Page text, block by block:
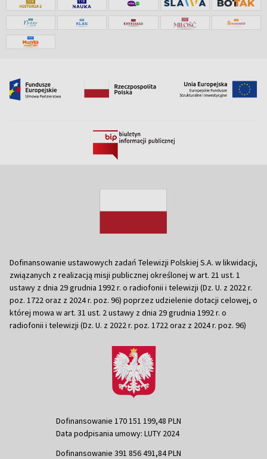
Dofinansowanie ustawowych zadań Telewizji Polskiej S.A. w likwidacji,
związanych z realizacją misji publicznej określonej w art. 21 ust. 1
ustawy z dnia 29 grudnia 1992 r. o radiofonii i telewizji (Dz. U. z 2022 r.
poz. 1722 oraz z 2024 r. poz. 96) poprzez udzielenie dotacji celowej, o
której mowa w art. 31 ust. 2 ustawy z dnia 29 grudnia 1992 r. o
radiofonii i telewizji (Dz. U. z 2022 r. poz. 1722 oraz z 2024 r. poz. 96)
Dofinansowanie 170 151 199,48 PLN
Data podpisania umowy: LUTY 2024
Dofinansowanie 391 856 491,84 PLN